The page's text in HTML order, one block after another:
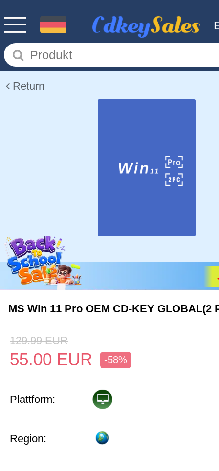
Return
MS Win 11 Pro OEM CD-KEY GLOBAL(2
129.99 EUR
55.00 EUR -58%
Plattform:
Region: